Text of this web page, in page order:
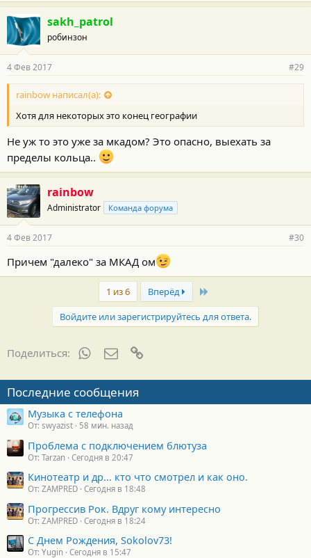
sakh_patrol
робинзон
4 Фев 2017 #29
rainbow написал(а):
Хотя для некоторых это конец географии
Не уж то это уже за мкадом? Это опасно, выехать за
пределы кольца..
rainbow
Administrator Команда форума
4 Фев 2017 #30
Причем "далеко" за МКАД ом
1 из 6 Вперёд Last
Войдите или зарегистрируйтесь для ответа.
Поделиться: WhatsAppЭлектронная почта
Последние сообщения
Музыка с телефона
От: swyazist 58 мин. назад
Проблема с подключением блютуза
От: Tarzan Сегодня в 20:47
Кинотеатр и др... кто что смотрел и как оно.
От: ZAMPRED Сегодня в 18:48
Прогрессив Рок. Вдруг кому интересно
От: ZAMPRED Сегодня в 18:24
С Днем Рождения, Sokolov73!
От: Yugin Сегодня в 15:47